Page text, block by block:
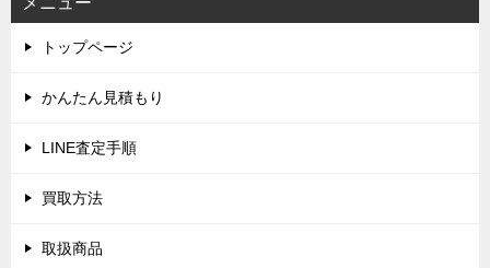
ゲ
ー
シ
トップページ
かんたん見積もり
LINE査定手順
買取方法
取扱商品